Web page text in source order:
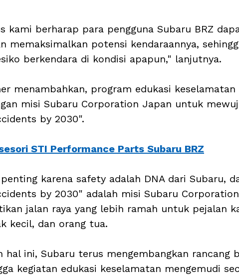
kami berharap para pengguna Subaru BRZ
memaksimalkan potensi kendaraannya,
berkendara di kondisi apapun," lanjutnya.
menambahkan, program edukasi
misi Subaru Corporation Japan untuk
by 2030".
STI Performance Parts Subaru BRZ
karena safety adalah DNA dari Subaru,
by 2030" adalah misi Subaru
jalan raya yang lebih ramah untuk pejalan
kecil, dan orang tua.
hal ini, Subaru terus mengembangkan rancang
kegiatan edukasi keselamatan mengemudi